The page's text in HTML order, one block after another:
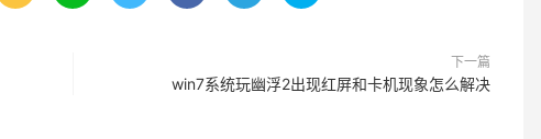
下一篇
win7系统玩幽浮2出现红屏和卡机现象怎么解决